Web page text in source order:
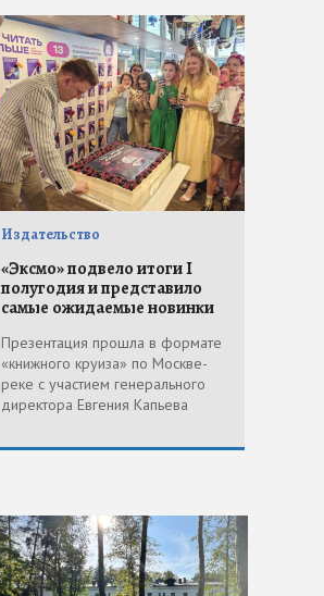
Издательство
«Эксмо» подвело итоги I
полугодия и представило
самые ожидаемые новинки
Презентация прошла в формате
«книжного круиза» по Москве-
реке с участием генерального
директора Евгения Капьева